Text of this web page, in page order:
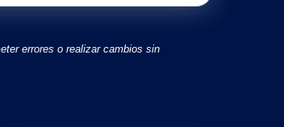
errores o realizar cambios sin